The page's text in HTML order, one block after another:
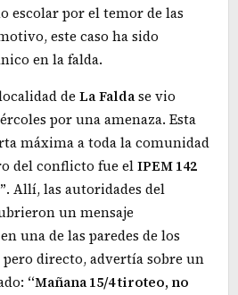
escolar por el temor de las
este caso ha sido
en la falda.
de LaFaldase vio
por una amenaza. Esta
máxima a toda la comunidad
del conflicto fue elIPEM 142
. Allí, las autoridades del
un mensaje
una de las paredes de los
directo, advertía sobre un
“Mañana 15/4 tiroteo, no